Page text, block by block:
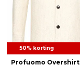
50% korting
Profuomo Overshirt